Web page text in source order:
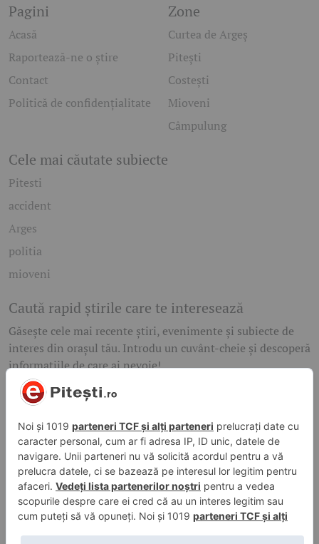
Pagini
Acasă
Raportează-ne o știre
Contact
Politică de confidențialitate
Zone
Curtea de Argeș
Pitești
Costești
Mioveni
Câmpulung
Cele mai căutate subiecte
Pitesti
accident
Arges
politia
mioveni
Caută rapid știrile care te interesează
Găsește cele mai recente știri, evenimente și subiecte de
interes din orașul tău. Introdu un cuvânt-cheie și descoperă
informațiile de care ai nevoie!
Caută
© 2026 ePitesti.ro | Toate drepturile rezervate. | Site
administrat deWebFixer.ro